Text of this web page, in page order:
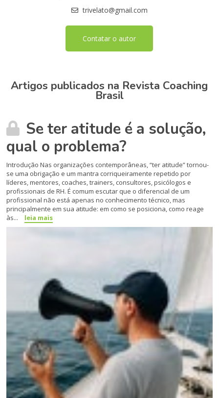
trivelato@gmail.com
Contatar o autor
Artigos publicados na Revista Coaching
Brasil
Se ter atitude é a solução,
qual o problema?
Introdução Nas organizações contemporâneas, “ter atitude” tornou-
se uma obrigação e um mantra corriqueiramente repetido por
líderes, mentores, coaches, trainers, consultores, psicólogos e
profissionais de RH. É comum escutar que o diferencial de um
profissional não está apenas no conhecimento técnico, mas
principalmente em sua atitude: em como se posiciona, como reage
às...
leia mais